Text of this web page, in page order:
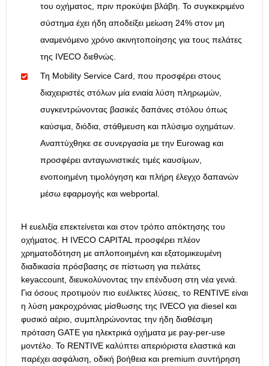
του οχήματος, πριν προκύψει βλάβη. Το συγκεκριμένο
σύστημα έχει ήδη αποδείξει μείωση 24% στον μη
αναμενόμενο χρόνο ακινητοποίησης για τους πελάτες
της IVECO διεθνώς.
Τη Mobility Service Card, που προσφέρει στους
διαχειριστές στόλων μία ενιαία λύση πληρωμών,
συγκεντρώνοντας βασικές δαπάνες στόλου όπως
καύσιμα, διόδια, στάθμευση και πλύσιμο οχημάτων.
Αναπτύχθηκε σε συνεργασία με την Eurowag και
προσφέρει ανταγωνιστικές τιμές καυσίμων,
ενοποιημένη τιμολόγηση και πλήρη έλεγχο δαπανών
μέσω εφαρμογής και webportal.
Η ευελιξία επεκτείνεται και στον τρόπο απόκτησης του
οχήματος. Η IVECO CAPITAL προσφέρει πλέον
χρηματοδότηση με απλοποιημένη και εξατομικευμένη
διαδικασία πρόσβασης σε πίστωση για πελάτες
keyaccount, διευκολύνοντας την επένδυση στη νέα γενιά.
Για όσους προτιμούν πιο ευέλικτες λύσεις, το RENTIVE είναι
η λύση μακροχρόνιας μίσθωσης της IVECO για diesel και
φυσικό αέριο, συμπληρώνοντας την ήδη διαθέσιμη
πρόταση GATE για ηλεκτρικά οχήματα με pay-per-use
μοντέλο. Το RENTIVE καλύπτει απεριόριστα ελαστικά και
παρέχει ασφάλιση, οδική βοήθεια και premium συντήρηση